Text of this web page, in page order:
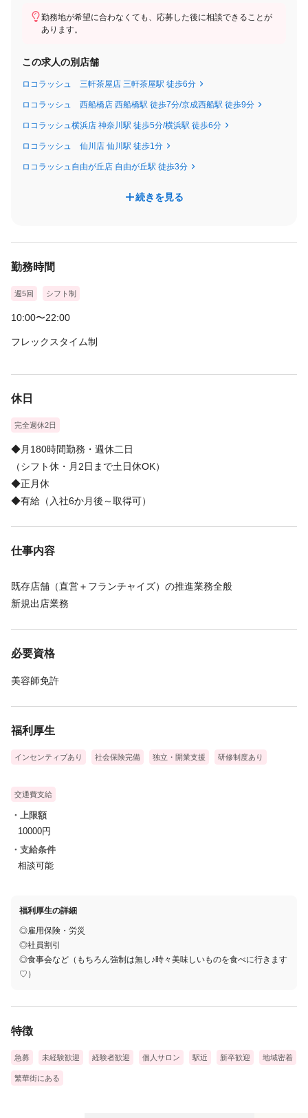
勤務地が希望に合わなくても、応募した後に相談できることが
あります。
この求人の別店舗
ロコラッシュ 三軒茶屋店 三軒茶屋駅 徒歩6分
ロコラッシュ 西船橋店 西船橋駅 徒歩7分/京成西船駅 徒歩9分
ロコラッシュ横浜店 神奈川駅 徒歩5分/横浜駅 徒歩6分
ロコラッシュ 仙川店 仙川駅 徒歩1分
ロコラッシュ自由が丘店 自由が丘駅 徒歩3分
続きを見る
勤務時間
週5回 シフト制
10:00〜22:00
フレックスタイム制
休日
完全週休2日
◆月180時間勤務・週休二日
（シフト休・月2日まで土日休OK）
◆正月休
◆有給（入社6か月後～取得可）
仕事内容
既存店舗（直営＋フランチャイズ）の推進業務全般
新規出店業務
必要資格
美容師免許
福利厚生
インセンティブあり 社会保険完備 独立・開業支援 研修制度あり
交通費支給
・上限額
10000円
・支給条件
相談可能
福利厚生の詳細
◎雇用保険・労災
◎社員割引
◎食事会など（もちろん強制は無し♪時々美味しいものを食べに行きます
♡）
特徴
急募 未経験歓迎 経験者歓迎 個人サロン 駅近 新卒歓迎 地域密着
繁華街にある